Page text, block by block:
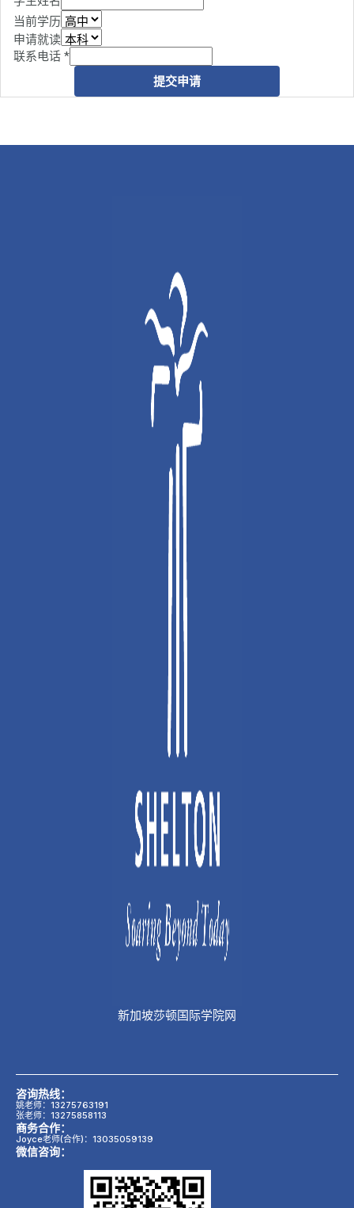
当前学历
申请就读
联系电话 *
提交申请
新加坡莎顿国际学院网
咨询热线：
姚老师：13275763191
张老师：13275858113
商务合作：
Joyce老师(合作)：13035059139
微信咨询：